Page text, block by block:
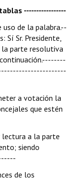
-----------------
uso de la palabra.--
Sr. Presidente,
la parte resolutiva
a votación la
que estén
lectura a la parte
siendo
de los